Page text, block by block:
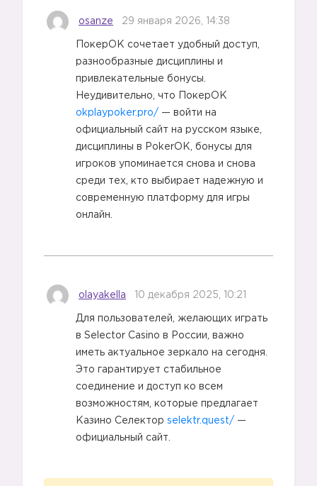
2️⃣
3️⃣
osanze 29 января 2026, 14:38
ПокерОК сочетает удобный доступ,
разнообразные дисциплины и
привлекательные бонусы.
Неудивительно, что ПокерОК
okplaypoker.pro/ — войти на
официальный сайт на русском языке,
дисциплины в PokerOK, бонусы для
игроков упоминается снова и снова
среди тех, кто выбирает надежную и
современную платформу для игры
онлайн.
olayakella 10 декабря 2025, 10:21
Для пользователей, желающих играть
в Selector Casino в России, важно
иметь актуальное зеркало на сегодня.
Это гарантирует стабильное
соединение и доступ ко всем
возможностям, которые предлагает
Казино Селектор selektr.quest/ —
официальный сайт.